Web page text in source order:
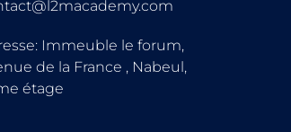
Immeuble le forum,
de la France , Nabeul,
étage